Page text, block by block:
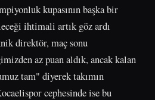
kupasının başka bir
ihtimali artık göz ardı
direktör, maç sonu
az puan aldık, ancak kalan
tam" diyerek takımın
cephesinde ise bu